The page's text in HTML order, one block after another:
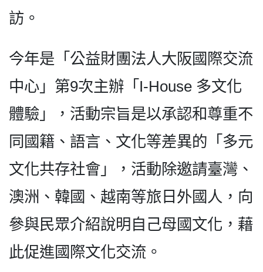
訪。
今年是「公益財團法人大阪國際交流
中心」第9次主辦「I-House 多文化
體驗」，活動宗旨是以承認和尊重不
同國籍、語言、文化等差異的「多元
文化共存社會」，活動除邀請臺灣、
澳洲、韓國、越南等旅日外國人，向
參與民眾介紹說明自己母國文化，藉
此促進國際文化交流。